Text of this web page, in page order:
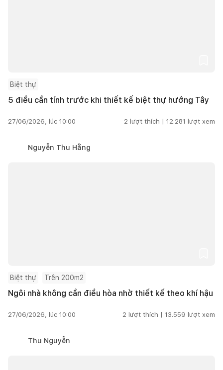
Biệt thự
5 điều cần tính trước khi thiết kế biệt thự hướng Tây
27/06/2026, lúc 10:00 2 lượt thích | 12.281 lượt xem
Nguyễn Thu Hằng
Biệt thự Trên 200m2
Ngôi nhà không cần điều hòa nhờ thiết kế theo khí hậu
27/06/2026, lúc 10:00 2 lượt thích | 13.559 lượt xem
Thu Nguyễn